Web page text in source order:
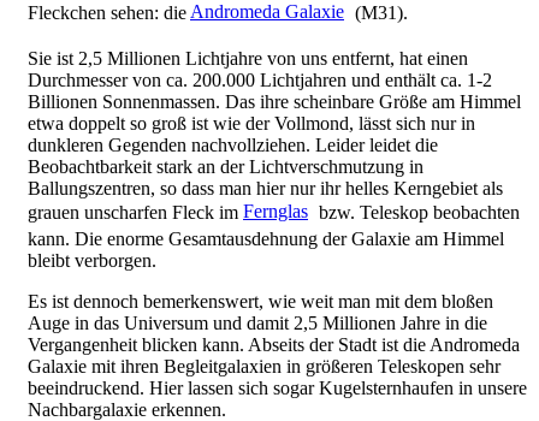
Fleckchen sehen: dieAndromeda Galaxie (M31).
Sie ist 2,5 Millionen Lichtjahre von uns entfernt, hat einen
Durchmesser von ca. 200.000 Lichtjahren und enthält ca. 1-2
Billionen Sonnenmassen. Das ihre scheinbare Größe am Himmel
etwa doppelt so groß ist wie der Vollmond, lässt sich nur in
dunkleren Gegenden nachvollziehen. Leider leidet die
Beobachtbarkeit stark an der Lichtverschmutzung in
Ballungszentren, so dass man hier nur ihr helles Kerngebiet als
grauen unscharfen Fleck im Fernglas bzw. Teleskop beobachten
kann. Die enorme Gesamtausdehnung der Galaxie am Himmel
bleibt verborgen.
Es ist dennoch bemerkenswert, wie weit man mit dem bloßen
Auge in das Universum und damit 2,5 Millionen Jahre in die
Vergangenheit blicken kann. Abseits der Stadt ist die Andromeda
Galaxie mit ihren Begleitgalaxien in größeren Teleskopen sehr
beeindruckend. Hier lassen sich sogar Kugelsternhaufen in unsere
Nachbargalaxie erkennen.